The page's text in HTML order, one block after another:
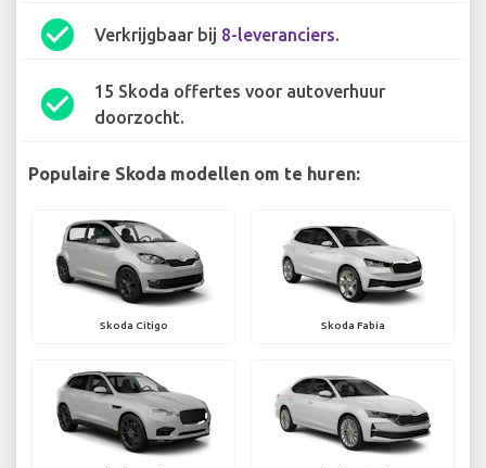
check_circle Verkrijgbaar bij 8-leveranciers.
check_circle
15 Skoda offertes voor autoverhuur
doorzocht.
Populaire Skoda modellen om te huren:
Skoda Citigo Skoda Fabia